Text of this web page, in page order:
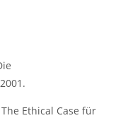
Ethical Case für